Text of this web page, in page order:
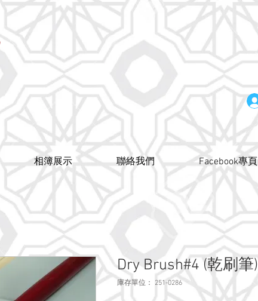
相簿展示 聯絡我們 Facebook專頁
Dry Brush#4 (乾刷筆)
庫存單位： 251-0286